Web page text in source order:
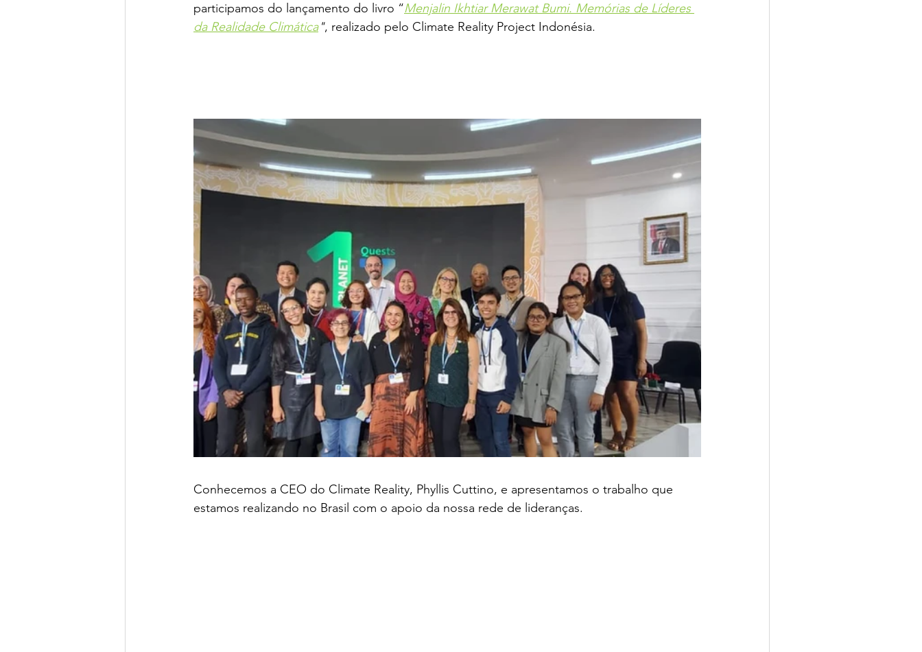
participamos do lançamento do livro “Menjalin Ikhtiar Merawat Bumi. Memórias de Líderes
da Realidade Climática", realizado pelo Climate Reality Project Indonésia.
Conhecemos a CEO do Climate Reality, Phyllis Cuttino, e apresentamos o trabalho que
estamos realizando no Brasil com o apoio da nossa rede de lideranças.